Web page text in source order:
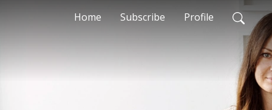
Home Subscribe Profile